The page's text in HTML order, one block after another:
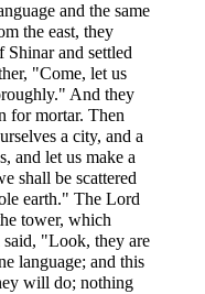
and the same
the east, they
Shinar and settled
"Come, let us
And they
for mortar. Then
a city, and a
and let us make a
shall be scattered
earth." The Lord
tower, which
"Look, they are
language; and this
will do; nothing